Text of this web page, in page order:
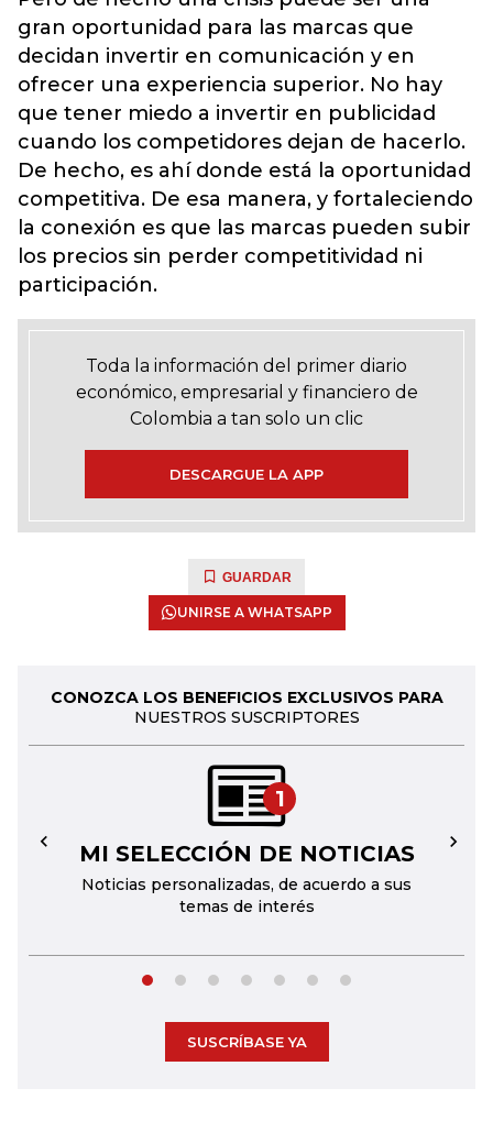
gran oportunidad para las marcas que
decidan invertir en comunicación y en
ofrecer una experiencia superior. No hay
que tener miedo a invertir en publicidad
cuando los competidores dejan de hacerlo.
De hecho, es ahí donde está la oportunidad
competitiva. De esa manera, y fortaleciendo
la conexión es que las marcas pueden subir
los precios sin perder competitividad ni
participación.
Toda la información del primer diario
económico, empresarial y financiero de
Colombia a tan solo un clic
DESCARGUE LA APP
GUARDAR
UNIRSE A WHATSAPP
CONOZCA LOS BENEFICIOS EXCLUSIVOS PARA
NUESTROS SUSCRIPTORES
1
MI SELECCIÓN DE NOTICIAS
Noticias personalizadas, de acuerdo a sus
temas de interés
← →
SUSCRÍBASE YA